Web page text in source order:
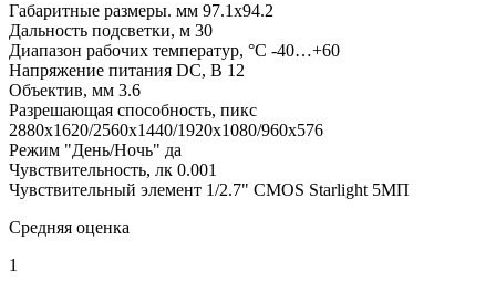
Габаритные размеры. мм 97.1х94.2
Дальность подсветки, м 30
Диапазон рабочих температур, °С -40…+60
Напряжение питания DC, В 12
Объектив, мм 3.6
Разрешающая способность, пикс
2880х1620/2560х1440/1920х1080/960х576
Режим "День/Ночь" да
Чувствительность, лк 0.001
Чувствительный элемент 1/2.7" CMOS Starlight 5МП
Средняя оценка
1